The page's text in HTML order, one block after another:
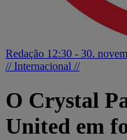
Redação 12:30 - 30.
// Internacional //
O Crystal
United em